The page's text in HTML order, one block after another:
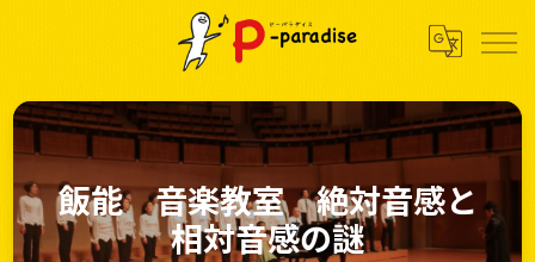
飯能 音楽教室 絶対音感と
相対音感の謎